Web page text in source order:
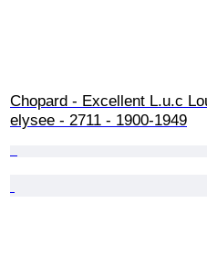
Chopard - Excellent L.u.c
elysee - 2711 - 1900-1949